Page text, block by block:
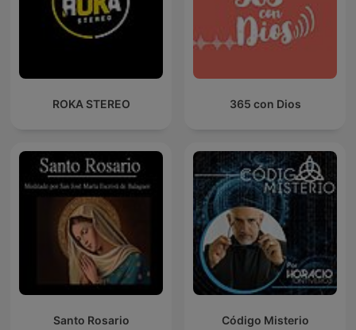
ROKA STEREO 365 con Dios
Santo Rosario Código Misterio